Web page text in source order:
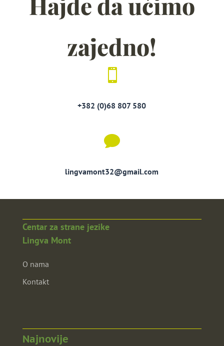
zajedno!

+382 (0)68 807 580

lingvamont32@gmail.com
Centar za strane jezike
Lingva Mont
O nama
Kontakt
Najnovije